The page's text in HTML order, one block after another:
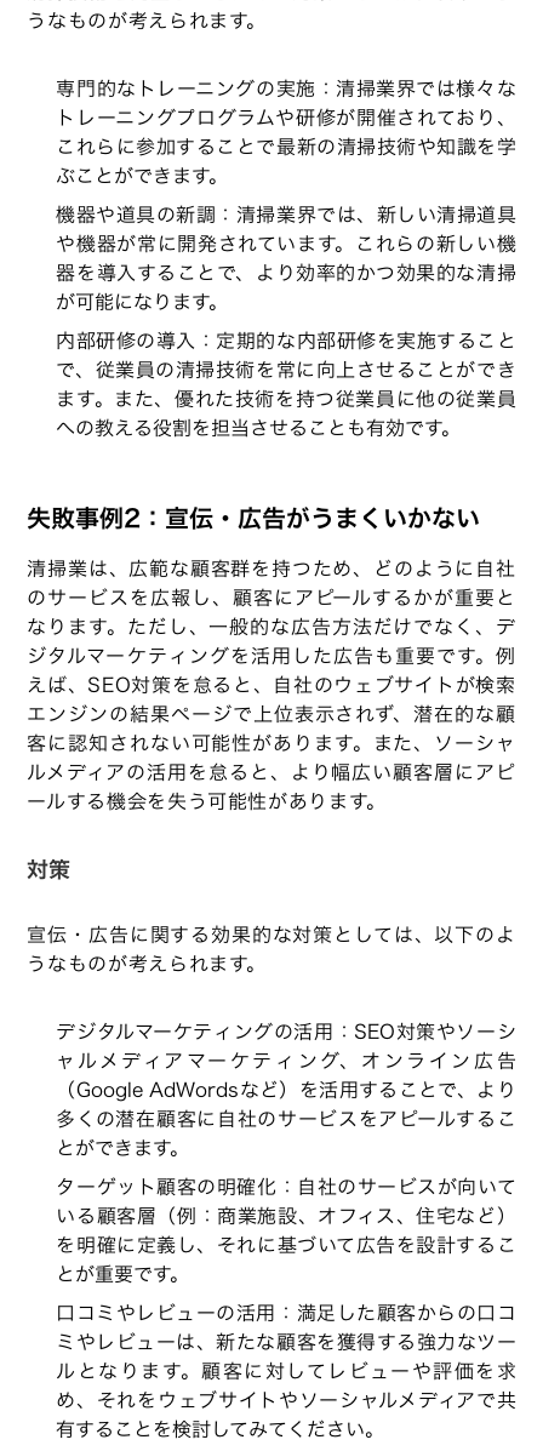
うなものが考えられます。
専門的なトレーニングの実施：清掃業界では様々な
トレーニングプログラムや研修が開催されており、
これらに参加することで最新の清掃技術や知識を学
ぶことができます。
機器や道具の新調：清掃業界では、新しい清掃道具
や機器が常に開発されています。これらの新しい機
器を導入することで、より効率的かつ効果的な清掃
が可能になります。
内部研修の導入：定期的な内部研修を実施すること
で、従業員の清掃技術を常に向上させることができ
ます。また、優れた技術を持つ従業員に他の従業員
への教える役割を担当させることも有効です。
失敗事例2：宣伝・広告がうまくいかない
清掃業は、広範な顧客群を持つため、どのように自社
のサービスを広報し、顧客にアピールするかが重要と
なります。ただし、一般的な広告方法だけでなく、デ
ジタルマーケティングを活用した広告も重要です。例
えば、SEO対策を怠ると、自社のウェブサイトが検索
エンジンの結果ページで上位表示されず、潜在的な顧
客に認知されない可能性があります。また、ソーシャ
ルメディアの活用を怠ると、より幅広い顧客層にアピ
ールする機会を失う可能性があります。
対策
宣伝・広告に関する効果的な対策としては、以下のよ
うなものが考えられます。
デジタルマーケティングの活用：SEO対策やソーシ
ャルメディアマーケティング、オンライン広告
（Google AdWordsなど）を活用することで、より
多くの潜在顧客に自社のサービスをアピールするこ
とができます。
ターゲット顧客の明確化：自社のサービスが向いて
いる顧客層（例：商業施設、オフィス、住宅など）
を明確に定義し、それに基づいて広告を設計するこ
とが重要です。
口コミやレビューの活用：満足した顧客からの口コ
ミやレビューは、新たな顧客を獲得する強力なツー
ルとなります。顧客に対してレビューや評価を求
め、それをウェブサイトやソーシャルメディアで共
有することを検討してみてください。